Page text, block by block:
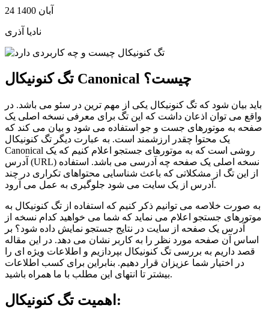
24 آبان 1400
نادیا آذری
تگ کنونیکال Canonical چیست؟
باید بیان شود که تگ کنونیکال یکی از مهم ترین در سئو می باشد. در
واقع می توان اذعان داشت که این تگ برای معرفی نسخه اصلی یک
صفحه به موتورهای جست و جو استفاده می شود و بیان می کند که
یک محتوا چقدر ارزشمند است. به عبارت دیگر تگ کنونیکال
Canonical روشی است که به موتورهای جستجو اعلام کنیم که یک
آدرس (URL) نسخه اصلی یک صفحه چه آدرسی می باشد. استفاده
از این تگ از مشکلاتی که باعث شناسایی محتواهای تکراری در چند
آدرس از یک سایت می شود جلوگیری به عمل می آرود.
به صورت خلاصه می توانیم ذکر کنیم که استفاده از تگ کنونیکال به
موتورهای جستجو اعلام می نماید که شما می خواهید کدام نسخه از
آدرس یک صفحه از سایت در نتایج جستجو نمایش داده شود؟ بر
اساس آن صفحه مورد نظر را به کاربر نشان می دهد. در این مقاله
قصد داریم به بررسی تگ کنونیکال بپردازیم و اطلاعات ویژه ای را
در اختیار شما عزیزان قرار دهیم. بنابراین برای کسب اطلاعات
بیشتر تا انتهای این مطلب با ما همراه باشید.
اهمیت تگ کنونیکال: